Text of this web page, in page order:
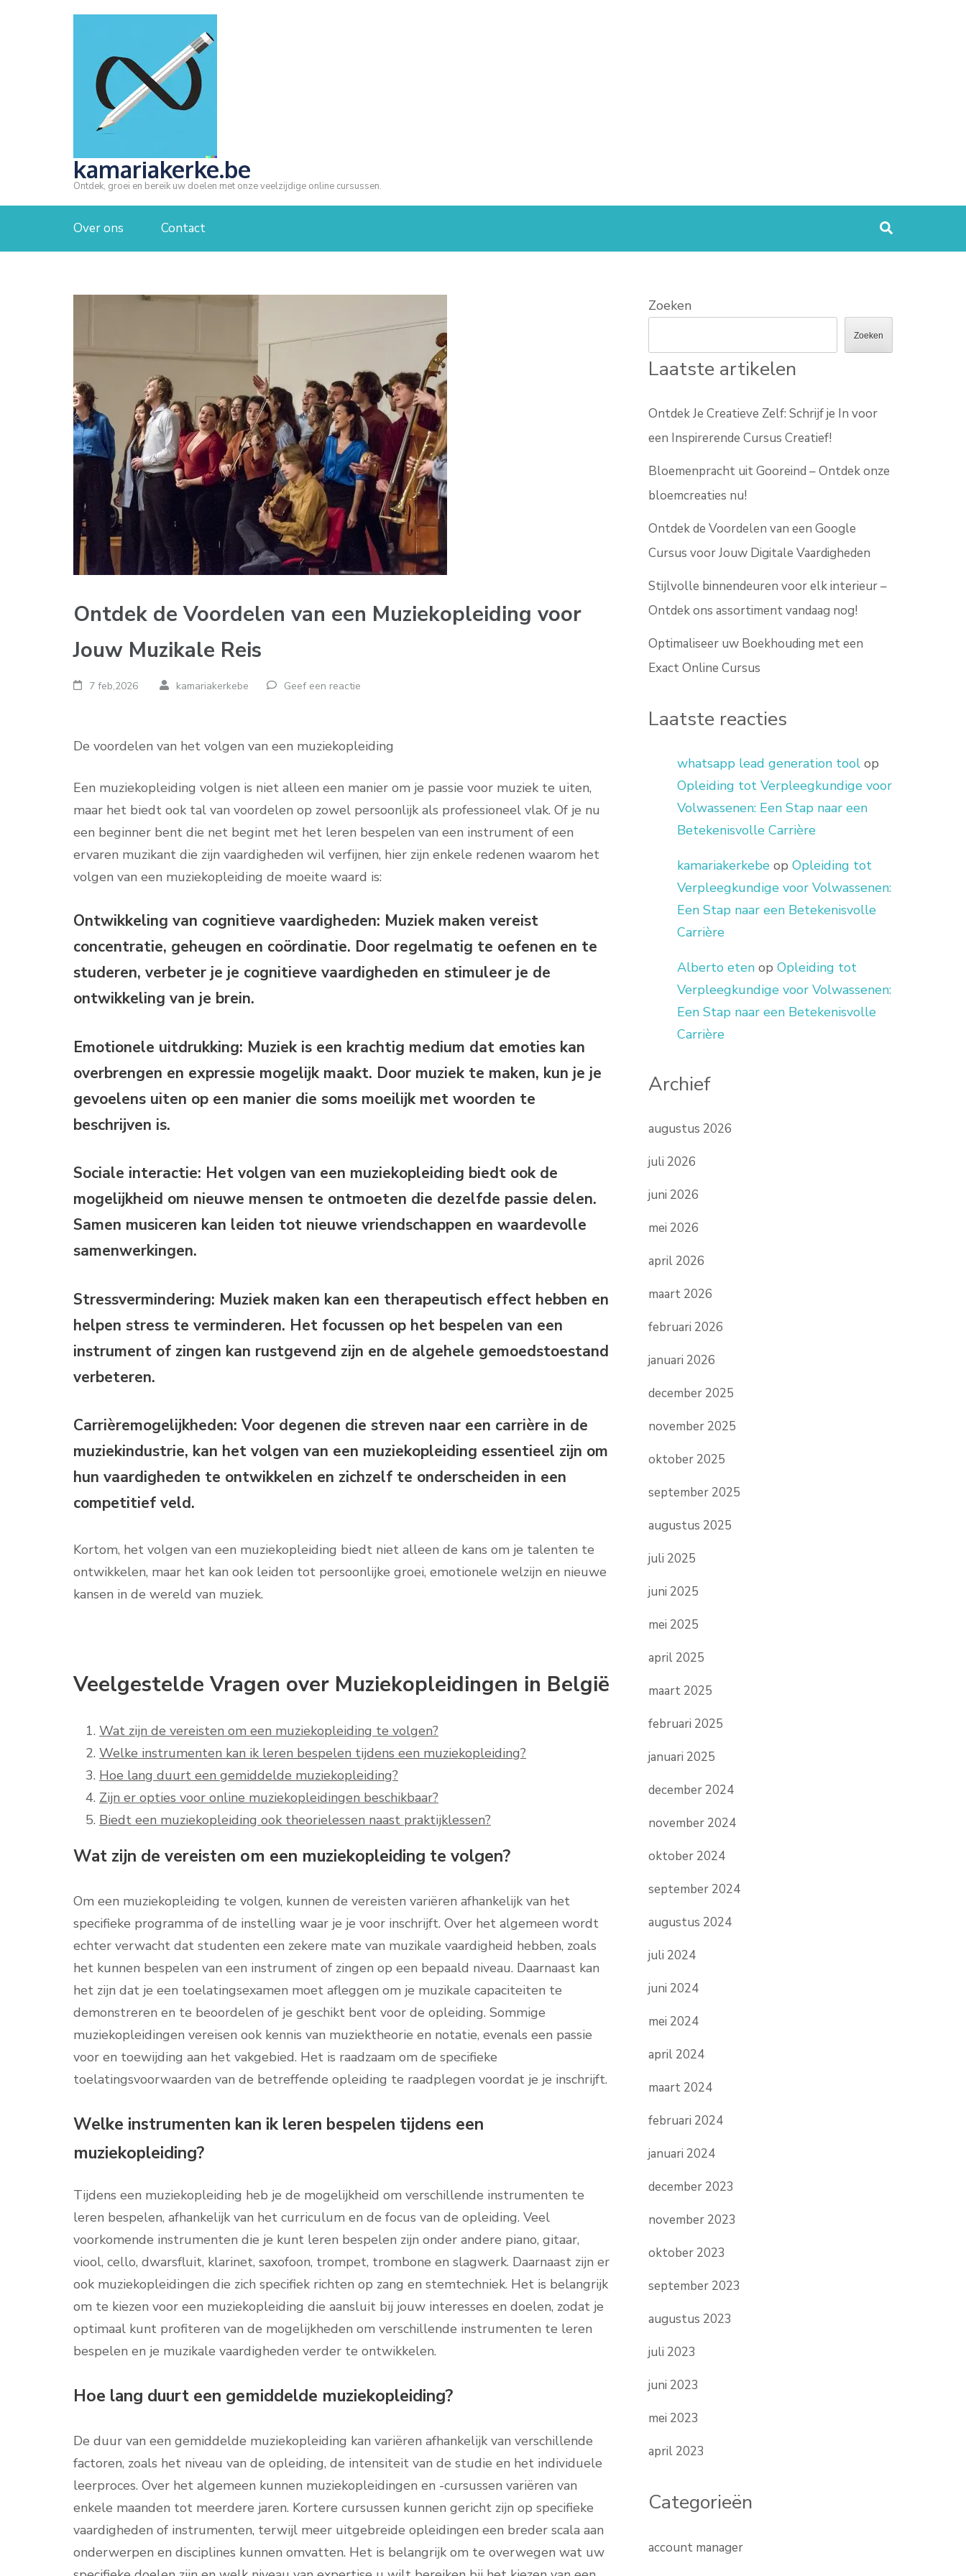
kamariakerke.be
Ontdek, groei en bereik uw doelen met onze veelzijdige online cursussen.
Over ons Contact
Ontdek de Voordelen van een Muziekopleiding voor
Jouw Muzikale Reis
7 feb,2026 kamariakerkebe Geef een reactie
De voordelen van het volgen van een muziekopleiding
Een muziekopleiding volgen is niet alleen een manier om je passie voor muziek te uiten,
maar het biedt ook tal van voordelen op zowel persoonlijk als professioneel vlak. Of je nu
een beginner bent die net begint met het leren bespelen van een instrument of een
ervaren muzikant die zijn vaardigheden wil verfijnen, hier zijn enkele redenen waarom het
volgen van een muziekopleiding de moeite waard is:
Ontwikkeling van cognitieve vaardigheden: Muziek maken vereist
concentratie, geheugen en coördinatie. Door regelmatig te oefenen en te
studeren, verbeter je je cognitieve vaardigheden en stimuleer je de
ontwikkeling van je brein.
Emotionele uitdrukking: Muziek is een krachtig medium dat emoties kan
overbrengen en expressie mogelijk maakt. Door muziek te maken, kun je je
gevoelens uiten op een manier die soms moeilijk met woorden te
beschrijven is.
Sociale interactie: Het volgen van een muziekopleiding biedt ook de
mogelijkheid om nieuwe mensen te ontmoeten die dezelfde passie delen.
Samen musiceren kan leiden tot nieuwe vriendschappen en waardevolle
samenwerkingen.
Stressvermindering: Muziek maken kan een therapeutisch effect hebben en
helpen stress te verminderen. Het focussen op het bespelen van een
instrument of zingen kan rustgevend zijn en de algehele gemoedstoestand
verbeteren.
Carrièremogelijkheden: Voor degenen die streven naar een carrière in de
muziekindustrie, kan het volgen van een muziekopleiding essentieel zijn om
hun vaardigheden te ontwikkelen en zichzelf te onderscheiden in een
competitief veld.
Kortom, het volgen van een muziekopleiding biedt niet alleen de kans om je talenten te
ontwikkelen, maar het kan ook leiden tot persoonlijke groei, emotionele welzijn en nieuwe
kansen in de wereld van muziek.
Veelgestelde Vragen over Muziekopleidingen in België
Wat zijn de vereisten om een muziekopleiding te volgen?
Welke instrumenten kan ik leren bespelen tijdens een muziekopleiding?
Hoe lang duurt een gemiddelde muziekopleiding?
Zijn er opties voor online muziekopleidingen beschikbaar?
Biedt een muziekopleiding ook theorielessen naast praktijklessen?
Wat zijn de vereisten om een muziekopleiding te volgen?
Om een muziekopleiding te volgen, kunnen de vereisten variëren afhankelijk van het
specifieke programma of de instelling waar je je voor inschrijft. Over het algemeen wordt
echter verwacht dat studenten een zekere mate van muzikale vaardigheid hebben, zoals
het kunnen bespelen van een instrument of zingen op een bepaald niveau. Daarnaast kan
het zijn dat je een toelatingsexamen moet afleggen om je muzikale capaciteiten te
demonstreren en te beoordelen of je geschikt bent voor de opleiding. Sommige
muziekopleidingen vereisen ook kennis van muziektheorie en notatie, evenals een passie
voor en toewijding aan het vakgebied. Het is raadzaam om de specifieke
toelatingsvoorwaarden van de betreffende opleiding te raadplegen voordat je je inschrijft.
Welke instrumenten kan ik leren bespelen tijdens een
muziekopleiding?
Tijdens een muziekopleiding heb je de mogelijkheid om verschillende instrumenten te
leren bespelen, afhankelijk van het curriculum en de focus van de opleiding. Veel
voorkomende instrumenten die je kunt leren bespelen zijn onder andere piano, gitaar,
viool, cello, dwarsfluit, klarinet, saxofoon, trompet, trombone en slagwerk. Daarnaast zijn er
ook muziekopleidingen die zich specifiek richten op zang en stemtechniek. Het is belangrijk
om te kiezen voor een muziekopleiding die aansluit bij jouw interesses en doelen, zodat je
optimaal kunt profiteren van de mogelijkheden om verschillende instrumenten te leren
bespelen en je muzikale vaardigheden verder te ontwikkelen.
Hoe lang duurt een gemiddelde muziekopleiding?
De duur van een gemiddelde muziekopleiding kan variëren afhankelijk van verschillende
factoren, zoals het niveau van de opleiding, de intensiteit van de studie en het individuele
leerproces. Over het algemeen kunnen muziekopleidingen en -cursussen variëren van
enkele maanden tot meerdere jaren. Kortere cursussen kunnen gericht zijn op specifieke
vaardigheden of instrumenten, terwijl meer uitgebreide opleidingen een breder scala aan
onderwerpen en disciplines kunnen omvatten. Het is belangrijk om te overwegen wat uw
Zoeken
Zoeken
Laatste artikelen
Ontdek Je Creatieve Zelf: Schrijf je In voor
een Inspirerende Cursus Creatief!
Bloemenpracht uit Gooreind – Ontdek onze
bloemcreaties nu!
Ontdek de Voordelen van een Google
Cursus voor Jouw Digitale Vaardigheden
Stijlvolle binnendeuren voor elk interieur –
Ontdek ons assortiment vandaag nog!
Optimaliseer uw Boekhouding met een
Exact Online Cursus
Laatste reacties
whatsapp lead generation tool op
Opleiding tot Verpleegkundige voor
Volwassenen: Een Stap naar een
Betekenisvolle Carrière
kamariakerkebe opOpleiding tot
Verpleegkundige voor Volwassenen:
Een Stap naar een Betekenisvolle
Carrière
Alberto eten opOpleiding tot
Verpleegkundige voor Volwassenen:
Een Stap naar een Betekenisvolle
Carrière
Archief
augustus 2026
juli 2026
juni 2026
mei 2026
april 2026
maart 2026
februari 2026
januari 2026
december 2025
november 2025
oktober 2025
september 2025
augustus 2025
juli 2025
juni 2025
mei 2025
april 2025
maart 2025
februari 2025
januari 2025
december 2024
november 2024
oktober 2024
september 2024
augustus 2024
juli 2024
juni 2024
mei 2024
april 2024
maart 2024
februari 2024
januari 2024
december 2023
november 2023
oktober 2023
september 2023
augustus 2023
juli 2023
juni 2023
mei 2023
april 2023
Categorieën
account manager